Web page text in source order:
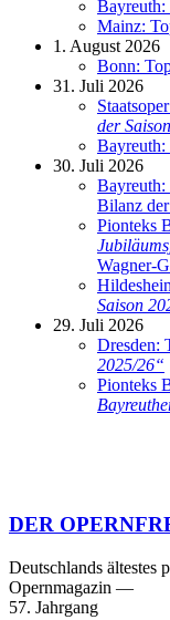
Bayreuth:
Mainz:
1. August 2026
Bonn:
31. Juli 2026
der
Bayreuth:
30. Juli 2026
Bayreuth:
Bilanz
Pionteks
Wagner-
Saison
29. Juli 2026
Dresden:
2025/26“
Pionteks
DER
Deutschlands ältestes
Opernmagazin —
57. Jahrgang